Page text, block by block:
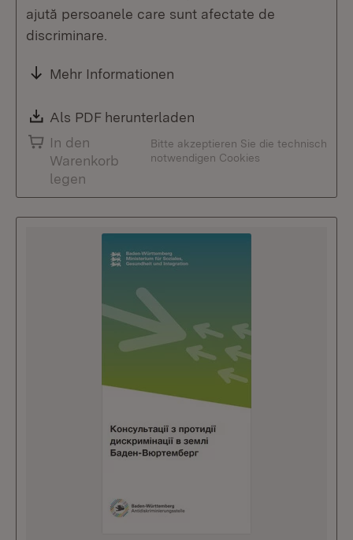
ajută persoanele care sunt afectate de
discriminare.
Mehr Informationen
Download:
Als PDF herunterladen
In den
Warenkorb
legen
Bitte akzeptieren Sie die technisch
notwendigen Cookies